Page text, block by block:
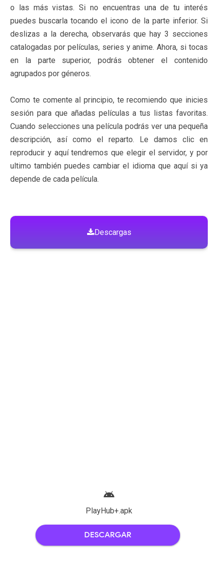
o las más vistas. Si no encuentras una de tu interés
puedes buscarla tocando el icono de la parte inferior. Si
deslizas a la derecha, observarás que hay 3 secciones
catalogadas por películas, series y anime. Ahora, si tocas
en la parte superior, podrás obtener el contenido
agrupados por géneros.
Como te comente al principio, te recomiendo que inicies
sesión para que añadas películas a tus listas favoritas.
Cuando selecciones una película podrás ver una pequeña
descripción, así como el reparto. Le damos clic en
reproducir y aquí tendremos que elegir el servidor, y por
ultimo también puedes cambiar el idioma que aquí si ya
depende de cada película.
Descargas
android
PlayHub+.apk
DESCARGAR